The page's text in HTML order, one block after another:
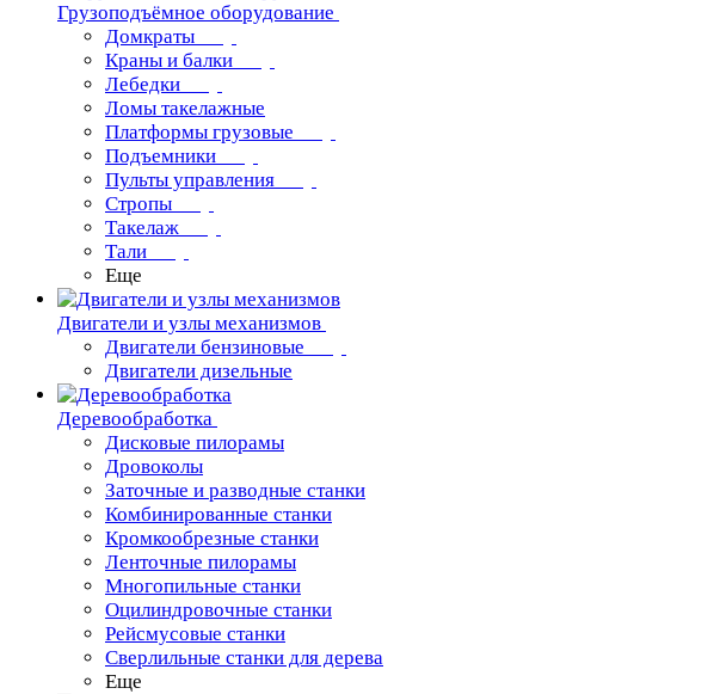
Грузоподъёмное оборудование
Домкраты
Краны и балки
Лебедки
Ломы такелажные
Платформы грузовые
Подъемники
Пульты управления
Стропы
Такелаж
Тали
Еще
Двигатели и узлы механизмов
Двигатели бензиновые
Двигатели дизельные
Деревообработка
Дисковые пилорамы
Дровоколы
Заточные и разводные станки
Комбинированные станки
Кромкообрезные станки
Ленточные пилорамы
Многопильные станки
Оцилиндровочные станки
Рейсмусовые станки
Сверлильные станки для дерева
Еще